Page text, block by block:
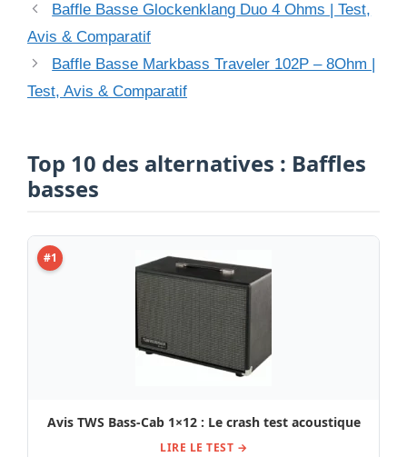
Baffle Basse Glockenklang Duo 4 Ohms | Test,
Avis & Comparatif
Baffle Basse Markbass Traveler 102P – 8Ohm |
Test, Avis & Comparatif
Top 10 des alternatives : Baffles
basses
#1
Avis TWS Bass-Cab 1×12 : Le crash test acoustique
LIRE LE TEST →